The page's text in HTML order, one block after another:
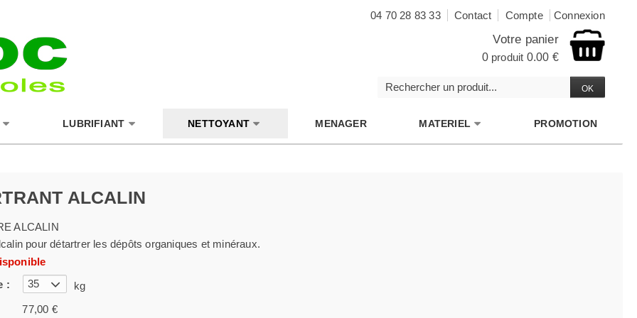
04 70 28 83 33 Contact Compte Connexion
Votre panier
0produit 0.00 €
LUBRIFIANT NETTOYANT MENAGER MATERIEL PROMOTION
ALCALIN
ALCALIN
pour détartrer les dépôts organiques et minéraux.
:
35
kg
77,00 €